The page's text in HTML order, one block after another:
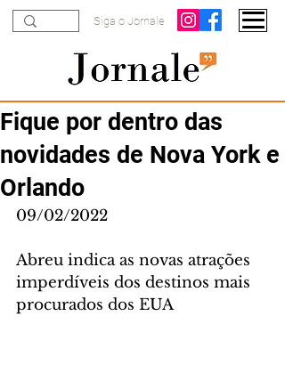
Siga o Jornale
Fique por dentro das
novidades de Nova York e
Orlando
09/02/2022
Abreu indica as novas atrações
imperdíveis dos destinos mais
procurados dos EUA